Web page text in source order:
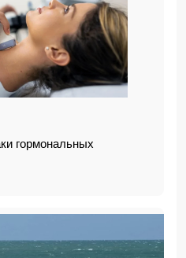
гормональных